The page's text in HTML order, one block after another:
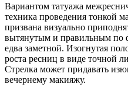
Вариантом татуажа
техника проведения тонкой
призвана визуально
вытянутым и правильным по
едва заметной. Изогнутая
роста ресниц в виде точной
Стрелка может придавать
вечернему макияжу.